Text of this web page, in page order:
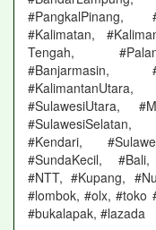
#PangkalPinang,
#Kalimatan,
Tengah,
#Banjarmasin,
#SulawesiUtara,
#Kendari,
#SundaKecil,
#NTT, #Kupang,
#lombok, #olx, #toko
#bukalapak, #lazada